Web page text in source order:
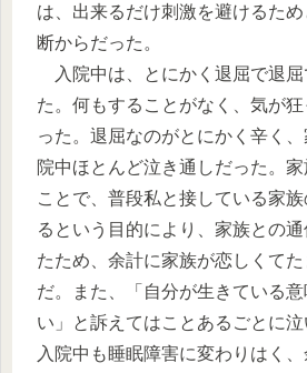
は、出来るだけ刺激を避けるた
断からだった。
入院中は、とにかく退屈で退屈
た。何もすることがなく、気が
った。退屈なのがとにかく辛く
院中ほとんど泣き通しだった。
ことで、普段私と接している家
るという目的により、家族との
たため、余計に家族が恋しくて
だ。また、「自分が生きている
い」と訴えてはことあるごとに
入院中も睡眠障害に変わりはく、